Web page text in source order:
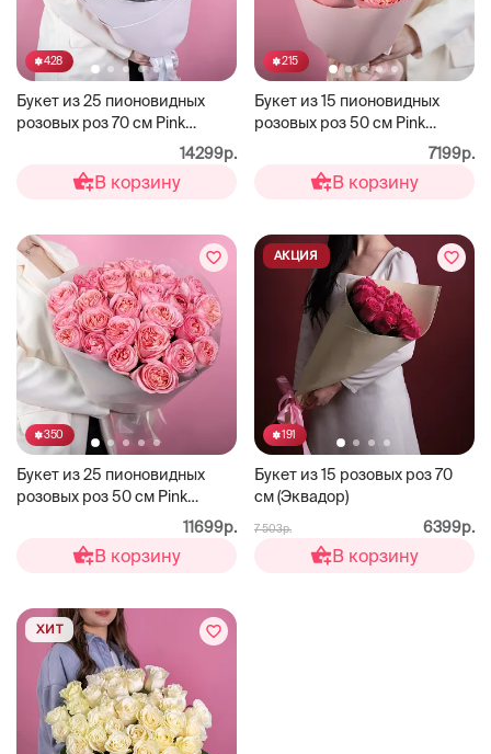
428
Букет из 25 пионовидных
розовых роз 70 см Pink
14299р.
В корзину
215
Букет из 15 пионовидных
розовых роз 50 см Pink
7199р.
В корзину
350
Букет из 25 пионовидных
розовых роз 50 см Pink
11699р.
В корзину
191
Букет из 15 розовых роз 70
см (Эквадор)
АКЦИЯ
7 503р. 6399р.
В корзину
ХИТ